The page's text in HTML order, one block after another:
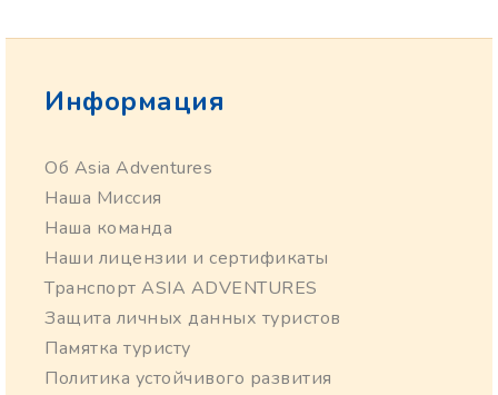
Информация
Об Asia Adventures
Наша Миссия
Наша команда
Наши лицензии и сертификаты
Транспорт ASIA ADVENTURES
Защита личных данных туристов
Памятка туристу
Политика устойчивого развития